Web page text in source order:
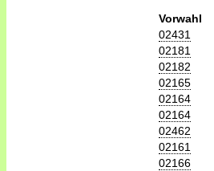
Vorwahl
02431
02181
02182
02165
02164
02164
02462
02161
02166